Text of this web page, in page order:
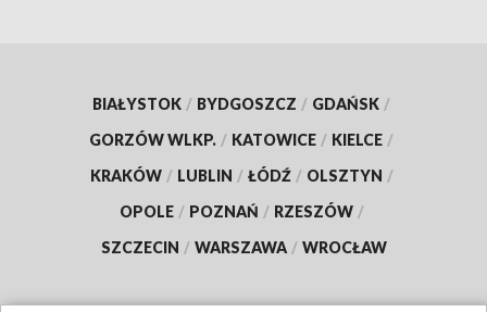
BIAŁYSTOK / BYDGOSZCZ / GDAŃSK /
GORZÓW WLKP. / KATOWICE / KIELCE /
KRAKÓW / LUBLIN / ŁÓDŹ / OLSZTYN /
OPOLE / POZNAŃ / RZESZÓW /
SZCZECIN / WARSZAWA / WROCŁAW